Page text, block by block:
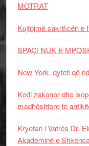
MOTRAT
Kujtojmë sakrificën e
SPAÇI NUK E
New York, qyteti që
Kodi zakonor dhe
madhështore të
Kryetari i Vatrës Dr.
Akademinë e